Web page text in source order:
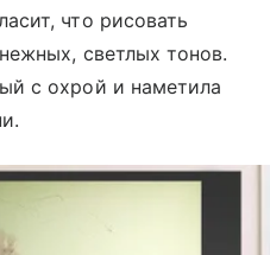
что рисовать
светлых тонов.
с охрой и наметила